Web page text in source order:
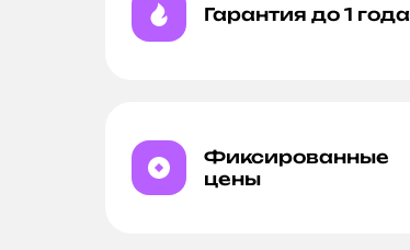
Гарантия до 1 года
Фиксированные
цены